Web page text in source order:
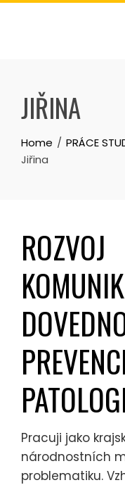
Skip
JIŘINA
Home PRÁCE
Jiřina
ROZVOJ
Pracuji jako
národnostních
problematiku.